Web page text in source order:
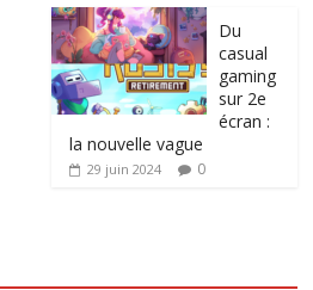
Du
casual
gaming
sur 2e
écran :
la nouvelle vague
29 juin 2024 0